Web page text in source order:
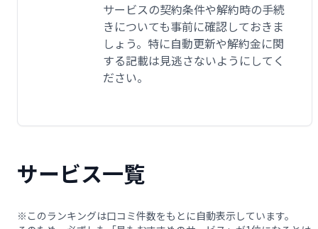
サービスの契約条件や解約時の手続
きについても事前に確認しておきま
しょう。特に自動更新や解約金に関
する記載は見逃さないようにしてく
ださい。
サービス一覧
※このランキングは口コミ件数をもとに自動表示しています。